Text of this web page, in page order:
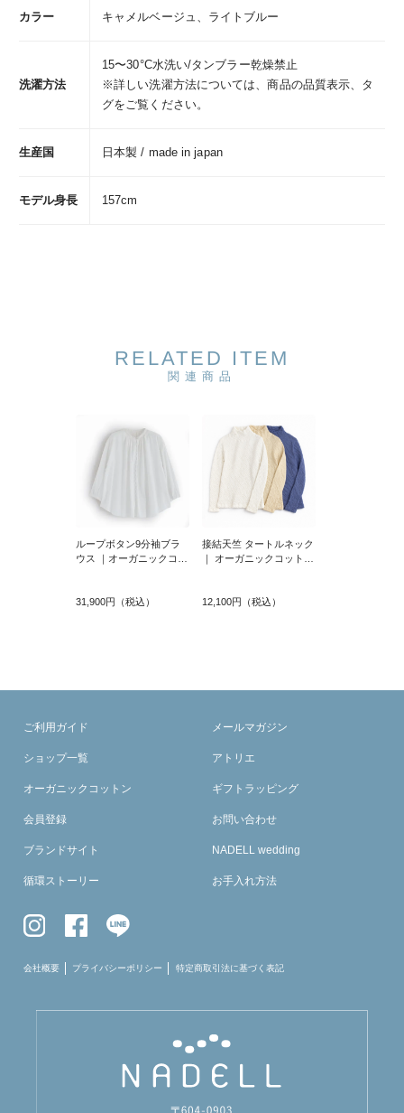
カラー キャメルベージュ、ライトブルー
洗濯方法
15〜30°C水洗い/タンブラー乾燥禁止
※詳しい洗濯方法については、商品の品質表示、タ
グをご覧ください。
生産国 日本製 / made in japan
モデル身長 157cm
RELATED ITEM
関連商品
ループボタン9分袖ブラ
ウス ｜オーガニックコッ
31,900円（税込）
接結天竺 タートルネック
｜ オーガニックコット
12,100円（税込）
ご利用ガイド
ショップ一覧
オーガニックコットン
会員登録
ブランドサイト
循環ストーリー
メールマガジン
アトリエ
ギフトラッピング
お問い合わせ
NADELL wedding
お手入れ方法
会社概要 プライバシーポリシー 特定商取引法に基づく表記